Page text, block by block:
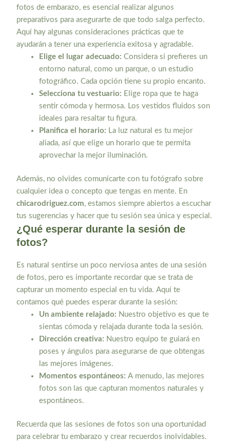
fotos de embarazo, es esencial realizar algunos
preparativos para asegurarte de que todo salga perfecto.
Aquí hay algunas consideraciones prácticas que te
ayudarán a tener una experiencia exitosa y agradable.
Elige el lugar adecuado: Considera si prefieres un
entorno natural, como un parque, o un estudio
fotográfico. Cada opción tiene su propio encanto.
Selecciona tu vestuario: Elige ropa que te haga
sentir cómoda y hermosa. Los vestidos fluidos son
ideales para resaltar tu figura.
Planifica el horario: La luz natural es tu mejor
aliada, así que elige un horario que te permita
aprovechar la mejor iluminación.
Además, no olvides comunicarte con tu fotógrafo sobre
cualquier idea o concepto que tengas en mente. En
chicarodriguez.com, estamos siempre abiertos a escuchar
tus sugerencias y hacer que tu sesión sea única y especial.
¿Qué esperar durante la sesión de
fotos?
Es natural sentirse un poco nerviosa antes de una sesión
de fotos, pero es importante recordar que se trata de
capturar un momento especial en tu vida. Aquí te
contamos qué puedes esperar durante la sesión:
Un ambiente relajado: Nuestro objetivo es que te
sientas cómoda y relajada durante toda la sesión.
Dirección creativa: Nuestro equipo te guiará en
poses y ángulos para asegurarse de que obtengas
las mejores imágenes.
Momentos espontáneos: A menudo, las mejores
fotos son las que capturan momentos naturales y
espontáneos.
Recuerda que las sesiones de fotos son una oportunidad
para celebrar tu embarazo y crear recuerdos inolvidables.